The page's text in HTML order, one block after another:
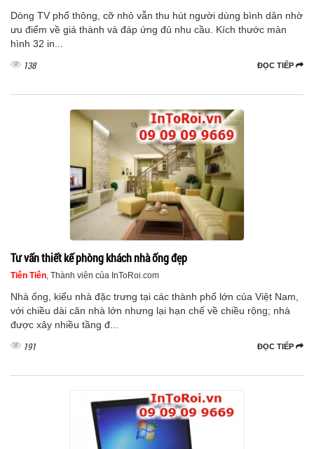
Dòng TV phổ thông, cỡ nhỏ vẫn thu hút người dùng bình dân nhờ
ưu điểm về giá thành và đáp ứng đủ nhu cầu. Kích thước màn
hình 32 in...
ĐỌC TIẾP
138
Tư vấn thiết kế phòng khách nhà ống đẹp
Tiên Tiên , Thành viên của InToRoi.com
Nhà ống, kiểu nhà đặc trưng tại các thành phố lớn của Việt Nam,
với chiều dài căn nhà lớn nhưng lại hạn chế về chiều rộng; nhà
được xây nhiều tầng đ...
ĐỌC TIẾP
191